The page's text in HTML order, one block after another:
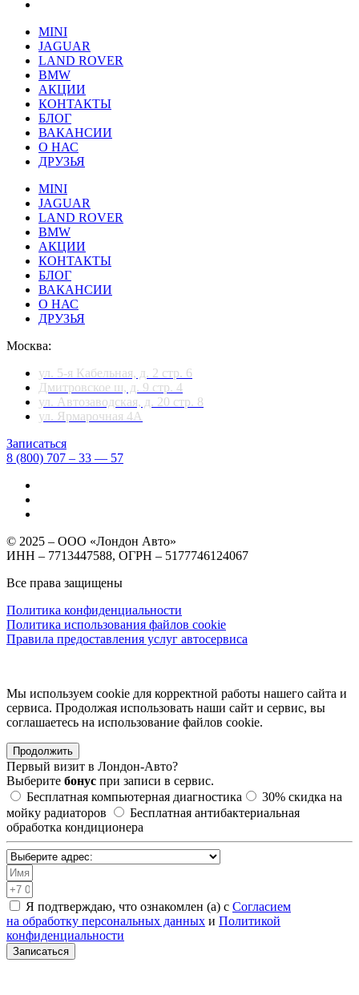
MINI
JAGUAR
LAND ROVER
BMW
АКЦИИ
КОНТАКТЫ
БЛОГ
ВАКАНСИИ
О НАС
ДРУЗЬЯ
MINI
JAGUAR
LAND ROVER
BMW
АКЦИИ
КОНТАКТЫ
БЛОГ
ВАКАНСИИ
О НАС
ДРУЗЬЯ
Москва:
ул. 5-я Кабельная, д. 2 стр. 6
Дмитровское ш, д. 9 стр. 4
ул. Автозаводская, д. 20 стр. 8
ул. Ярмарочная 4А
Записаться
8 (800) 707 – 33 — 57
© 2025 – ООО «Лондон Авто»
ИНН – 7713447588, ОГРН – 5177746124067
Все права защищены
Политика конфиденциальности
Политика использования файлов cookie
Правила предоставления услуг автосервиса
Мы используем cookie для корректной работы нашего сайта и
сервиса. Продолжая использовать наши сайт и сервис, вы
соглашаетесь на использование файлов сookie.
Продолжить
Первый визит в Лондон-Авто?
Выберите бонус при записи в сервис.
Бесплатная компьютерная диагностика
30% скидка на
мойку радиаторов
Бесплатная антибактериальная
обработка кондиционера
Я подтверждаю, что ознакомлен (а) с Согласием
на обработку персональных данных и Политикой
конфиденциальности
Записаться